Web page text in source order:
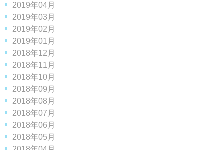
2019年04月
2019年03月
2019年02月
2019年01月
2018年12月
2018年11月
2018年10月
2018年09月
2018年08月
2018年07月
2018年06月
2018年05月